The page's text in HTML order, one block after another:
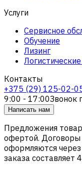
Услуги
Сервисное
Обучение
Лизинг
Контакты
+375 (29) 125-02-
9:00 - 17:00Звонок
Написать нам
Предложения
офертой.
оформляются
заказа составляет